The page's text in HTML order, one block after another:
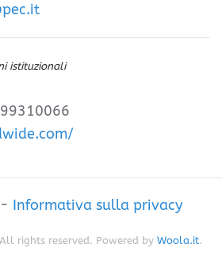
istituzionali
Informativa sulla privacy
rights reserved. Powered by Woola.it.